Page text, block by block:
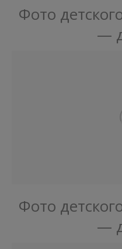
Фото
—
Фото
—